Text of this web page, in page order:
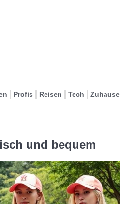
Profis Reisen Tech Zuhause
und bequem